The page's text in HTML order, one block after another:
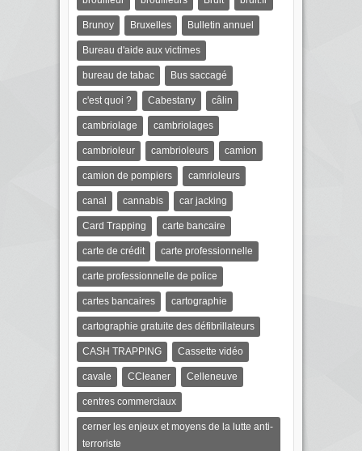
Brunoy Bruxelles Bulletin annuel
Bureau d'aide aux victimes
bureau de tabac Bus saccagé
c'est quoi ? Cabestany câlin
cambriolage cambriolages
cambrioleur cambrioleurs camion
camion de pompiers camrioleurs
canal cannabis car jacking
Card Trapping carte bancaire
carte de crédit carte professionnelle
carte professionnelle de police
cartes bancaires cartographie
cartographie gratuite des défibrillateurs
CASH TRAPPING Cassette vidéo
cavale CCleaner Celleneuve
centres commerciaux
cerner les enjeux et moyens de la lutte anti-
terroriste